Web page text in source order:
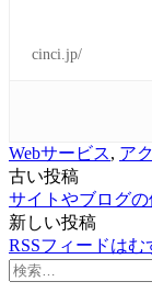
cinci.jp/
Webサービス, ア
投
稿
ナ
ビ
古い投稿
サイトやブログ
新しい投稿
RSSフィードはむ
検